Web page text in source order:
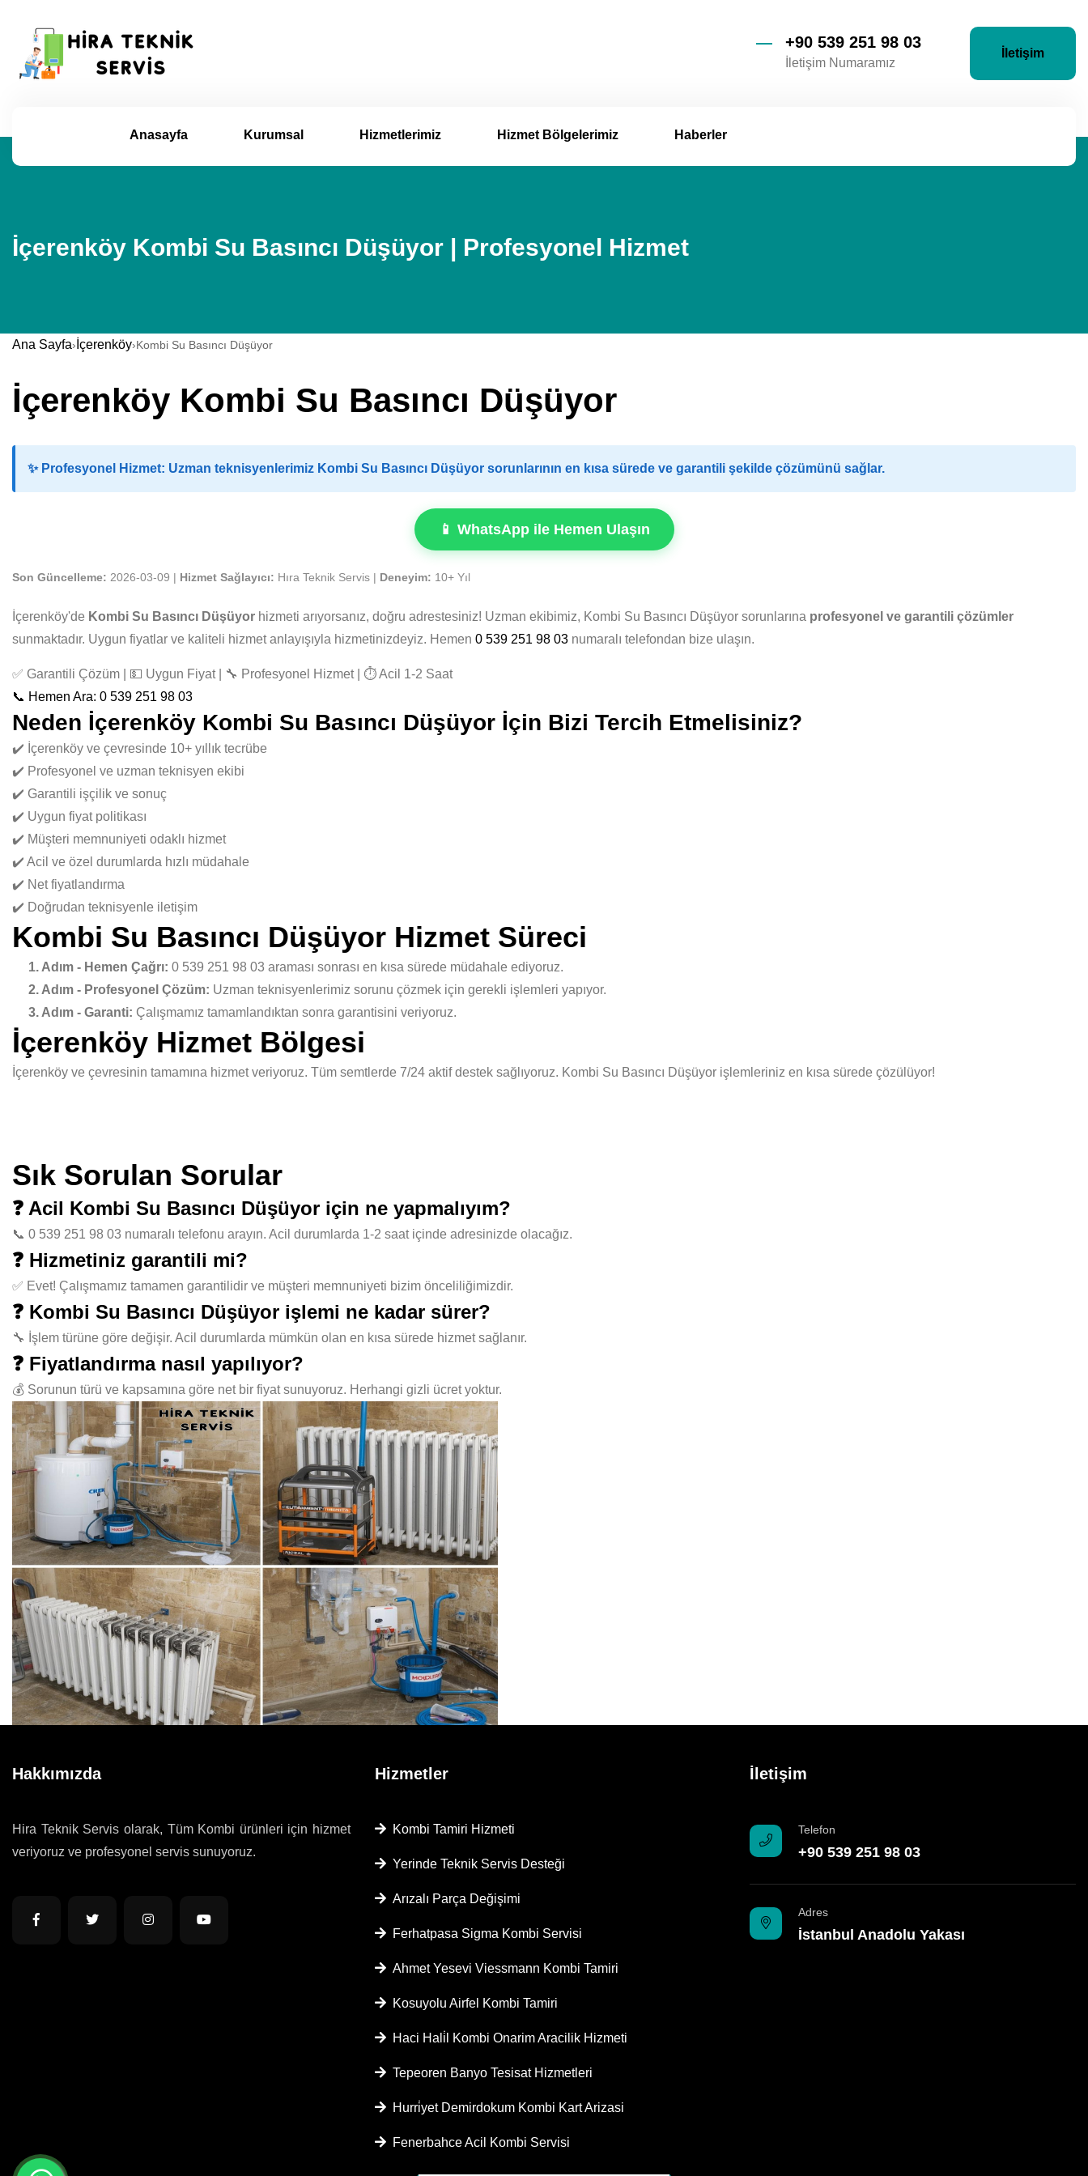
+90 539 251 98 03
İletişim Numaramız
İletişim
Anasayfa Kurumsal Hizmetlerimiz Hizmet Bölgelerimiz Haberler
İçerenköy Kombi Su Basıncı Düşüyor | Profesyonel Hizmet
Ana Sayfa› İçerenköy›Kombi Su Basıncı Düşüyor
İçerenköy Kombi Su Basıncı Düşüyor
✨ Profesyonel Hizmet: Uzman teknisyenlerimiz Kombi Su Basıncı Düşüyor sorunlarının en kısa sürede ve garantili şekilde çözümünü sağlar.
📱 WhatsApp ile Hemen Ulaşın
Son Güncelleme: 2026-03-09 | Hizmet Sağlayıcı: Hıra Teknik Servis | Deneyim: 10+ Yıl
İçerenköy'de Kombi Su Basıncı Düşüyor hizmeti arıyorsanız, doğru adrestesiniz! Uzman ekibimiz, Kombi Su Basıncı Düşüyor sorunlarına profesyonel ve garantili çözümler
sunmaktadır. Uygun fiyatlar ve kaliteli hizmet anlayışıyla hizmetinizdeyiz. Hemen 0 539 251 98 03 numaralı telefondan bize ulaşın.
✅ Garantili Çözüm | 💵 Uygun Fiyat | 🔧 Profesyonel Hizmet | ⏱️ Acil 1-2 Saat
📞 Hemen Ara: 0 539 251 98 03
Neden İçerenköy Kombi Su Basıncı Düşüyor İçin Bizi Tercih Etmelisiniz?
✔️ İçerenköy ve çevresinde 10+ yıllık tecrübe
✔️ Profesyonel ve uzman teknisyen ekibi
✔️ Garantili işçilik ve sonuç
✔️ Uygun fiyat politikası
✔️ Müşteri memnuniyeti odaklı hizmet
✔️ Acil ve özel durumlarda hızlı müdahale
✔️ Net fiyatlandırma
✔️ Doğrudan teknisyenle iletişim
Kombi Su Basıncı Düşüyor Hizmet Süreci
1. Adım - Hemen Çağrı: 0 539 251 98 03 araması sonrası en kısa sürede müdahale ediyoruz.
2. Adım - Profesyonel Çözüm: Uzman teknisyenlerimiz sorunu çözmek için gerekli işlemleri yapıyor.
3. Adım - Garanti: Çalışmamız tamamlandıktan sonra garantisini veriyoruz.
İçerenköy Hizmet Bölgesi
İçerenköy ve çevresinin tamamına hizmet veriyoruz. Tüm semtlerde 7/24 aktif destek sağlıyoruz. Kombi Su Basıncı Düşüyor işlemleriniz en kısa sürede çözülüyor!
Sık Sorulan Sorular
❓ Acil Kombi Su Basıncı Düşüyor için ne yapmalıyım?
📞 0 539 251 98 03 numaralı telefonu arayın. Acil durumlarda 1-2 saat içinde adresinizde olacağız.
❓ Hizmetiniz garantili mi?
✅ Evet! Çalışmamız tamamen garantilidir ve müşteri memnuniyeti bizim önceliliğimizdir.
❓ Kombi Su Basıncı Düşüyor işlemi ne kadar sürer?
🔧 İşlem türüne göre değişir. Acil durumlarda mümkün olan en kısa sürede hizmet sağlanır.
❓ Fiyatlandırma nasıl yapılıyor?
💰 Sorunun türü ve kapsamına göre net bir fiyat sunuyoruz. Herhangi gizli ücret yoktur.
Hakkımızda
Hira Teknik Servis olarak, Tüm Kombi ürünleri için hizmet
veriyoruz ve profesyonel servis sunuyoruz.
Hizmetler
Kombi Tamiri Hizmeti
Yerinde Teknik Servis Desteği
Arızalı Parça Değişimi
Ferhatpasa Sigma Kombi Servisi
Ahmet Yesevi Viessmann Kombi Tamiri
Kosuyolu Airfel Kombi Tamiri
Haci Hali̇l Kombi Onarim Aracilik Hizmeti
Tepeoren Banyo Tesisat Hizmetleri
Hurri̇yet Demirdokum Kombi Kart Arizasi
Fenerbahce Acil Kombi Servisi
İletişim
Telefon
+90 539 251 98 03
Adres
İstanbul Anadolu Yakası